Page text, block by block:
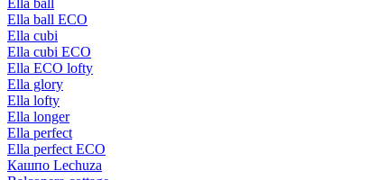
Ella ball ECO
Ella cubi
Ella cubi ECO
Ella ECO lofty
Ella glory
Ella lofty
Ella longer
Ella perfect
Ella perfect ECO
Кашпо Lechuza